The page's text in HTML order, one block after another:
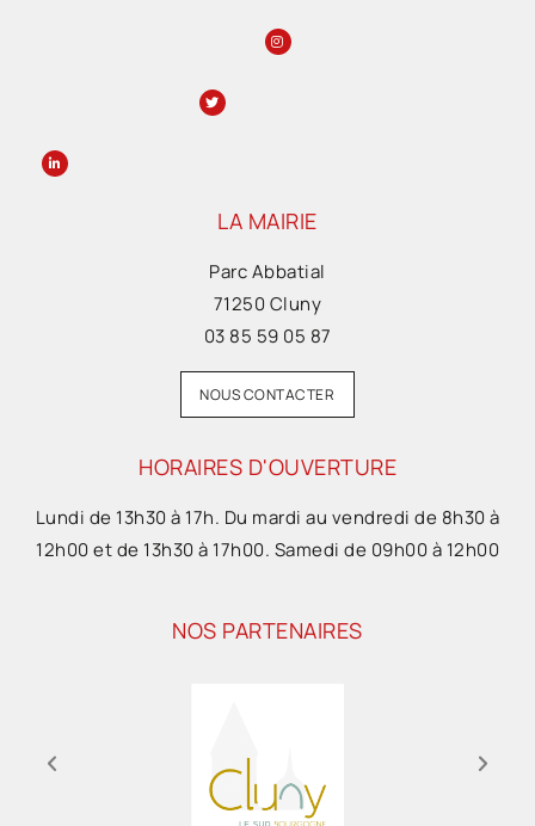
LA MAIRIE
Parc Abbatial
71250 Cluny
03 85 59 05 87
NOUS CONTACTER
HORAIRES D'OUVERTURE
Lundi de 13h30 à 17h. Du mardi au vendredi de 8h30 à
12h00 et de 13h30 à 17h00. Samedi de 09h00 à 12h00
NOS PARTENAIRES